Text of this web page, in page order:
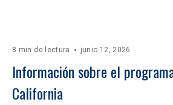
8 min de lectura junio 12, 2026
Información sobre el
California